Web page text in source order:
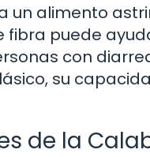
un alimento
puede
con
su
de la